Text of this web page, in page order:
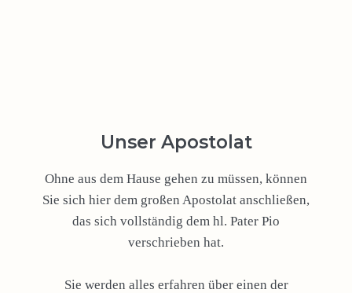
Unser Apostolat
Ohne aus dem Hause gehen zu müssen, können
Sie sich hier dem großen Apostolat anschließen,
das sich vollständig dem hl. Pater Pio
verschrieben hat.
Sie werden alles erfahren über einen der